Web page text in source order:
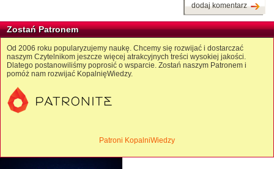
dodaj komentarz
Zostań Patronem
Od 2006 roku popularyzujemy naukę. Chcemy się rozwijać i dostarczać
naszym Czytelnikom jeszcze więcej atrakcyjnych treści wysokiej jakości.
Dlatego postanowiliśmy poprosić o wsparcie. Zostań naszym Patronem i
pomóż nam rozwijać KopalnięWiedzy.
Patroni KopalniWiedzy